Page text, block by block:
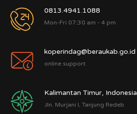
0813.4941.1088
Mon-Fri 07:30 am - 4 pm
koperindag@beraukab.go.id
online support
Kalimantan Timur, Indonesia
Jln. Murjani I, Tanjung Redeb